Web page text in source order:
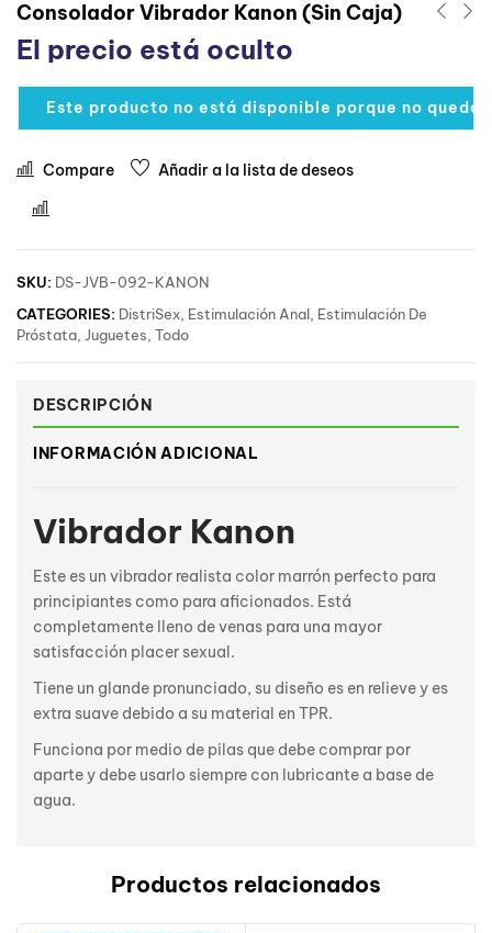
Consolador Vibrador Kanon (Sin Caja)
El precio está oculto
Este producto no está disponible porque no
Compare Añadir a la lista de deseos
SKU: DS-JVB-092-KANON
CATEGORIES: DistriSex Estimulación Anal Estimulación De
Próstata Juguetes Todo
DESCRIPCIÓN
INFORMACIÓN ADICIONAL
Vibrador Kanon
Este es un vibrador realista color marrón perfecto para
principiantes como para aficionados. Está
completamente lleno de venas para una mayor
satisfacción placer sexual.
Tiene un glande pronunciado, su diseño es en relieve y es
extra suave debido a su material en TPR.
Funciona por medio de pilas que debe comprar por
aparte y debe usarlo siempre con lubricante a base de
agua.
Productos relacionados